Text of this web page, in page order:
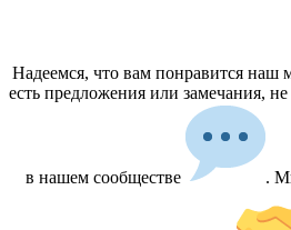
Надеемся, что вам понравится наш
есть предложения или замечания, не
в нашем сообществе .